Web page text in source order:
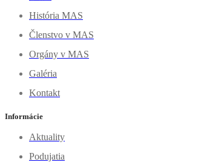
História MAS
Členstvo v MAS
Orgány v MAS
Galéria
Kontakt
Informácie
Aktuality
Podujatia